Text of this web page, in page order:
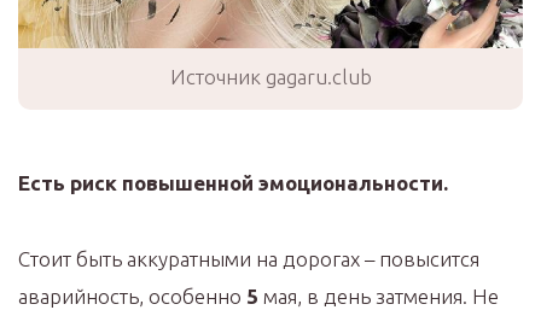
Источник gagaru.club
Есть риск повышенной эмоциональности.
Стоит быть аккуратными на дорогах – повысится
аварийность, особенно 5 мая, в день затмения. Не